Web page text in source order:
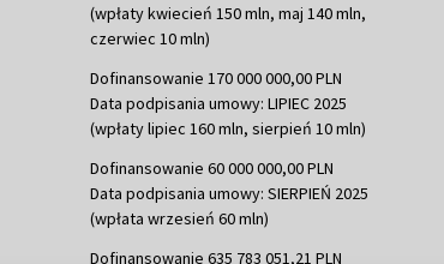
(wpłaty kwiecień 150 mln, maj 140 mln,
czerwiec 10 mln)
Dofinansowanie 170 000 000,00 PLN
Data podpisania umowy: LIPIEC 2025
(wpłaty lipiec 160 mln, sierpień 10 mln)
Dofinansowanie 60 000 000,00 PLN
Data podpisania umowy: SIERPIEŃ 2025
(wpłata wrzesień 60 mln)
Dofinansowanie 635 783 051,21 PLN